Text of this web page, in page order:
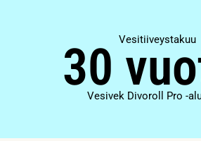
Vesitiiveystakuu
30
Vesivek Divoroll Pro -